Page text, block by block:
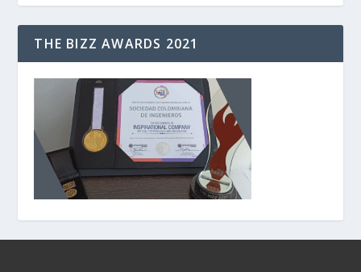
THE BIZZ AWARDS 2021